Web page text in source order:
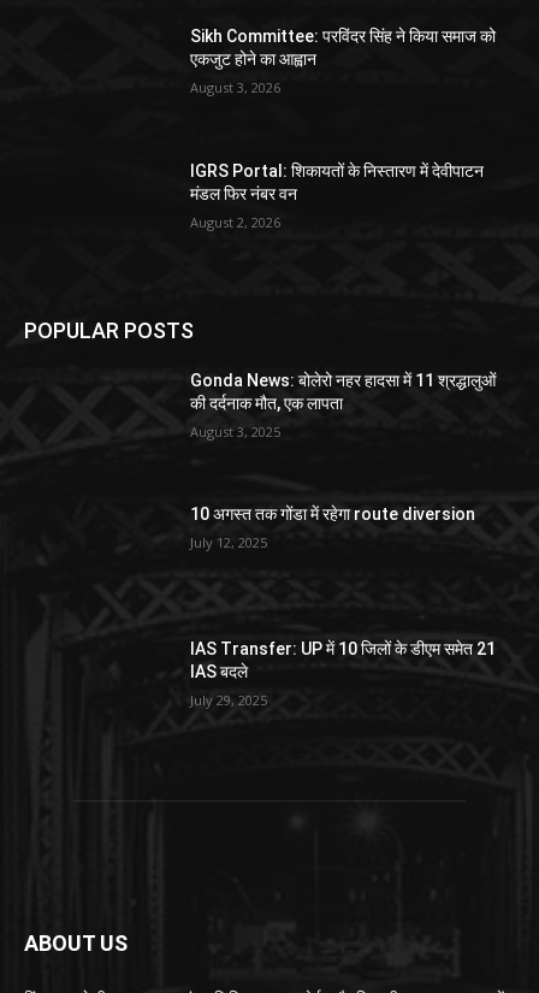
Sikh Committee: परविंदर सिंह ने किया समाज को
एकजुट होने का आह्वान
August 3, 2026
IGRS Portal: शिकायतों के निस्तारण में देवीपाटन
मंडल फिर नंबर वन
August 2, 2026
POPULAR POSTS
Gonda News: बोलेरो नहर हादसा में 11 श्रद्धालुओं
की दर्दनाक मौत, एक लापता
August 3, 2025
10 अगस्त तक गोंडा में रहेगा route diversion
July 12, 2025
IAS Transfer: UP में 10 जिलों के डीएम समेत 21
IAS बदले
July 29, 2025
ABOUT US